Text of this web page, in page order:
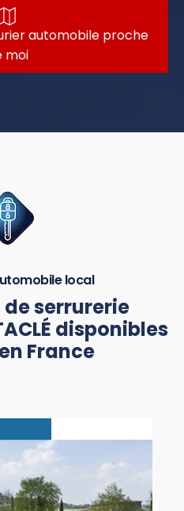
automobile proche
moi
local
de serrurerie
disponibles
France